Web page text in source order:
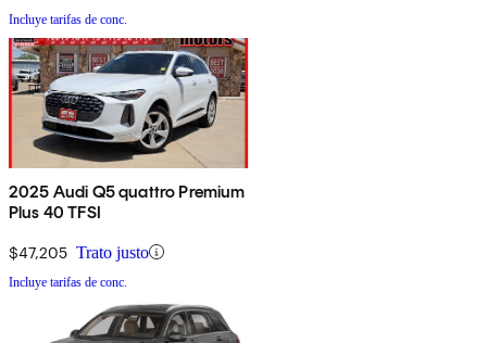
Incluye tarifas de conc.
2025 Audi Q5 quattro Premium
Plus 40 TFSI
$47,205 Trato justo
Incluye tarifas de conc.